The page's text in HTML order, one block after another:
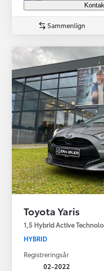
Sammenlign
Toyota Yaris
1,5 Hybrid Active
HYBRID
Registreringsår
02-2022